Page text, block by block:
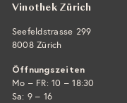
Vinothek Zürich
Seefeldstrasse 299
8008 Zürich
Öffnungszeiten
Mo – FR: 10 – 18:30
Sa: 9 – 16